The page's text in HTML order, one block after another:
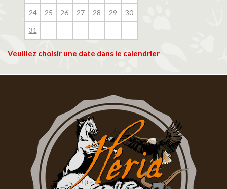
24 25 26 27 28 29 30
31
Veuillez choisir une date dans le calendrier